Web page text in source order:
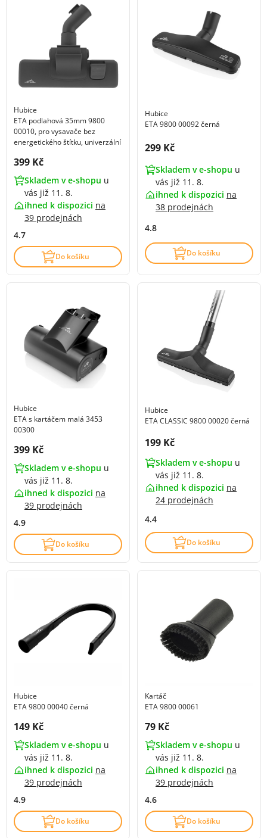
Hubice
ETA podlahová 35mm 9800
00010, pro vysavače bez
energetického štítku, univerzální
Cena s DPH:
399 Kč
Skladem v e-shopu u
vás již 11. 8.
ihned k dispozici na
39 prodejnách
4.7
Do košíku
Hubice
ETA 9800 00092 černá
Cena s DPH:
299 Kč
Skladem v e-shopu u
vás již 11. 8.
ihned k dispozici na
38 prodejnách
4.8
Do košíku
Hubice
ETA s kartáčem malá 3453
00300
Cena s DPH:
399 Kč
Skladem v e-shopu u
vás již 11. 8.
ihned k dispozici na
39 prodejnách
4.9
Do košíku
Hubice
ETA CLASSIC 9800 00020 černá
Cena s DPH:
199 Kč
Skladem v e-shopu u
vás již 11. 8.
ihned k dispozici na
24 prodejnách
4.4
Do košíku
Hubice
ETA 9800 00040 černá
Cena s DPH:
149 Kč
Skladem v e-shopu u
vás již 11. 8.
ihned k dispozici na
39 prodejnách
4.9
Do košíku
Kartáč
ETA 9800 00061
Cena s DPH:
79 Kč
Skladem v e-shopu u
vás již 11. 8.
ihned k dispozici na
39 prodejnách
4.6
Do košíku